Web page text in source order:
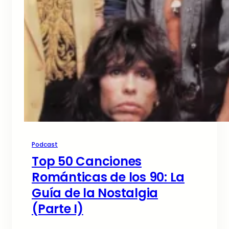
Podcast
Top 50 Canciones
Románticas de los 90: La
Guía de la Nostalgia
(Parte I)